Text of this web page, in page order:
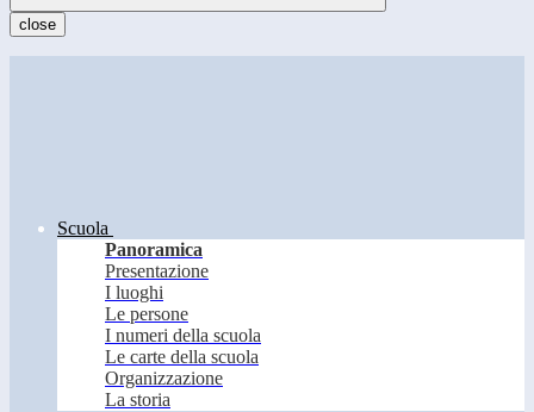
close
Scuola
Panoramica
Presentazione
I luoghi
Le persone
I numeri della scuola
Le carte della scuola
Organizzazione
La storia